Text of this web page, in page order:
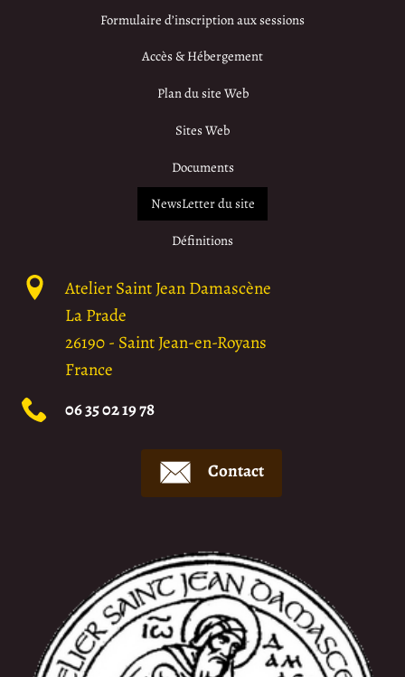
Formulaire d’inscription aux sessions
Accès & Hébergement
Plan du site Web
Sites Web
Documents
NewsLetter du site
Définitions
Atelier Saint Jean Damascène
La Prade
26190- Saint Jean-en-Royans
France
06 35 02 19 78
Contact